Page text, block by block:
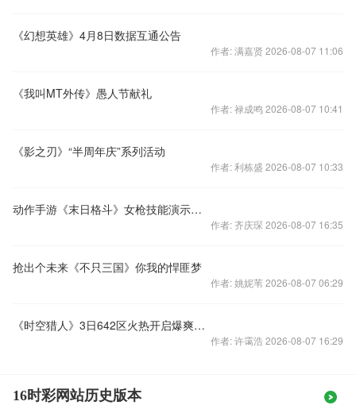
《幻想英雄》4月8日数据互通公告
作者: 满嘉贤 2026-08-07 11:06
《我叫MT外传》愚人节献礼
作者: 禄成鸣 2026-08-07 10:41
《影之刃》“半周年庆”系列活动
作者: 利栋盛 2026-08-07 10:33
动作手游《末日格斗》女枪技能演示集锦
作者: 齐庆琛 2026-08-07 16:35
抢出个未来《不只三国》你我的悍匪梦
作者: 姚妮苇 2026-08-07 06:29
《时空猎人》3日642区火热开启爆爽愚乐王
作者: 许霭浩 2026-08-07 16:29
16时彩网站历史版本